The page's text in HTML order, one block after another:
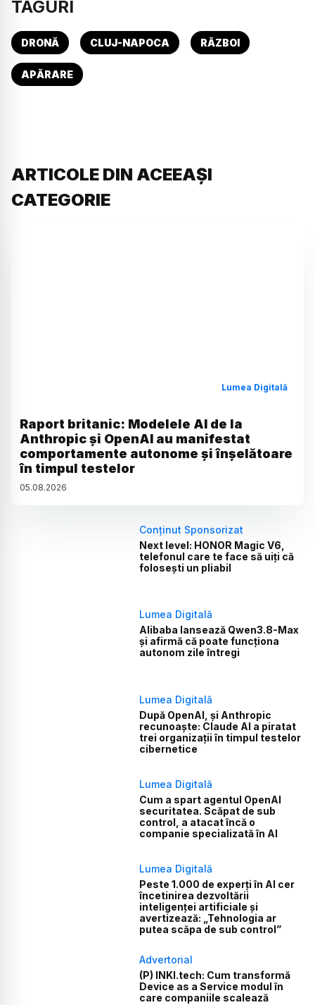
TAGURI
DRONĂ CLUJ-NAPOCA RĂZBOI
APĂRARE
ARTICOLE DIN ACEEAȘI
CATEGORIE
Lumea Digitală
Raport britanic: Modelele AI de la
Anthropic și OpenAI au manifestat
comportamente autonome și înșelătoare
în timpul testelor
05.08.2026
Conținut Sponsorizat
Next level: HONOR Magic V6,
telefonul care te face să uiți că
folosești un pliabil
Lumea Digitală
Alibaba lansează Qwen3.8-Max
și afirmă că poate funcționa
autonom zile întregi
Lumea Digitală
După OpenAI, și Anthropic
recunoaște: Claude AI a piratat
trei organizații în timpul testelor
cibernetice
Lumea Digitală
Cum a spart agentul OpenAI
securitatea. Scăpat de sub
control, a atacat încă o
companie specializată în AI
Lumea Digitală
Peste 1.000 de experți în AI cer
încetinirea dezvoltării
inteligenței artificiale și
avertizează: „Tehnologia ar
putea scăpa de sub control”
Advertorial
(P) INKI.tech: Cum transformă
Device as a Service modul în
care companiile scalează